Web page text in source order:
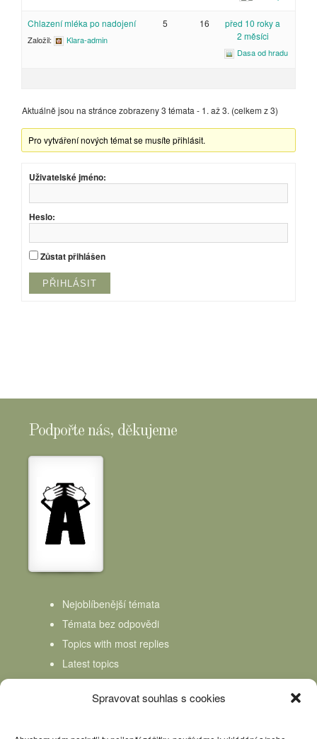
Spravovat souhlas s cookies
Chlazení mléka po nadojení
Založil: Klara-admin
5 16
před 10 roky a
2 měsíci
Dasa od hradu
Aktuálně jsou na stránce zobrazeny 3 témata - 1. až 3. (celkem z 3)
Pro vytváření nových témat se musíte přihlásit.
Uživatelské jméno:
Heslo:
Zůstat přihlášen
PŘIHLÁSIT
Podpořte nás, děkujeme
Nejoblíbenější témata
Témata bez odpovědi
Topics with most replies
Latest topics
Topics Freshness